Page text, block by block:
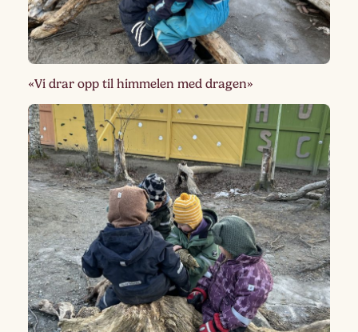
«Vi drar opp til himmelen med dragen»